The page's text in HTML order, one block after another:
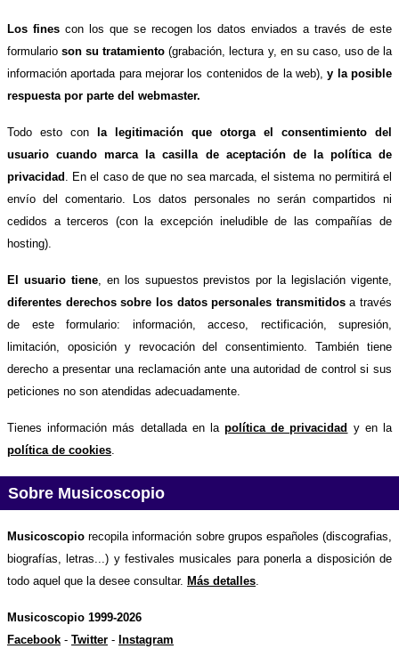
Los finescon los que se recogen los datos enviados a través de este
formularioson su tratamiento (grabación, lectura y, en su caso, uso de la
información aportada para mejorar los contenidos de la web),y la posible
respuesta por parte del webmaster.
Todo esto con
la legitimación que otorga el consentimiento del
usuario cuando marca la casilla de aceptación de la política de
privacidad
. En el caso de que no sea marcada, el sistema no permitirá el
envío del comentario. Los datos personales no serán compartidos ni
cedidos a terceros (con la excepción ineludible de las compañías de
hosting).
El usuario tiene, en los supuestos previstos por la legislación vigente,
diferentes derechos sobre los datos personales transmitidosa través
de este formulario: información, acceso, rectificación, supresión,
limitación, oposición y revocación del consentimiento. También tiene
derecho a presentar una reclamación ante una autoridad de control si sus
peticiones no son atendidas adecuadamente.
Tienes información más detallada en lapolítica de privacidad y en la
política de cookies
Sobre Musicoscopio
Musicoscopio recopila información sobre grupos españoles (discografias,
biografías, letras...) y festivales musicales para ponerla a disposición de
todo aquel que la desee consultar. Más detalles.
Musicoscopio 1999-2026
Facebook - Twitter - Instagram